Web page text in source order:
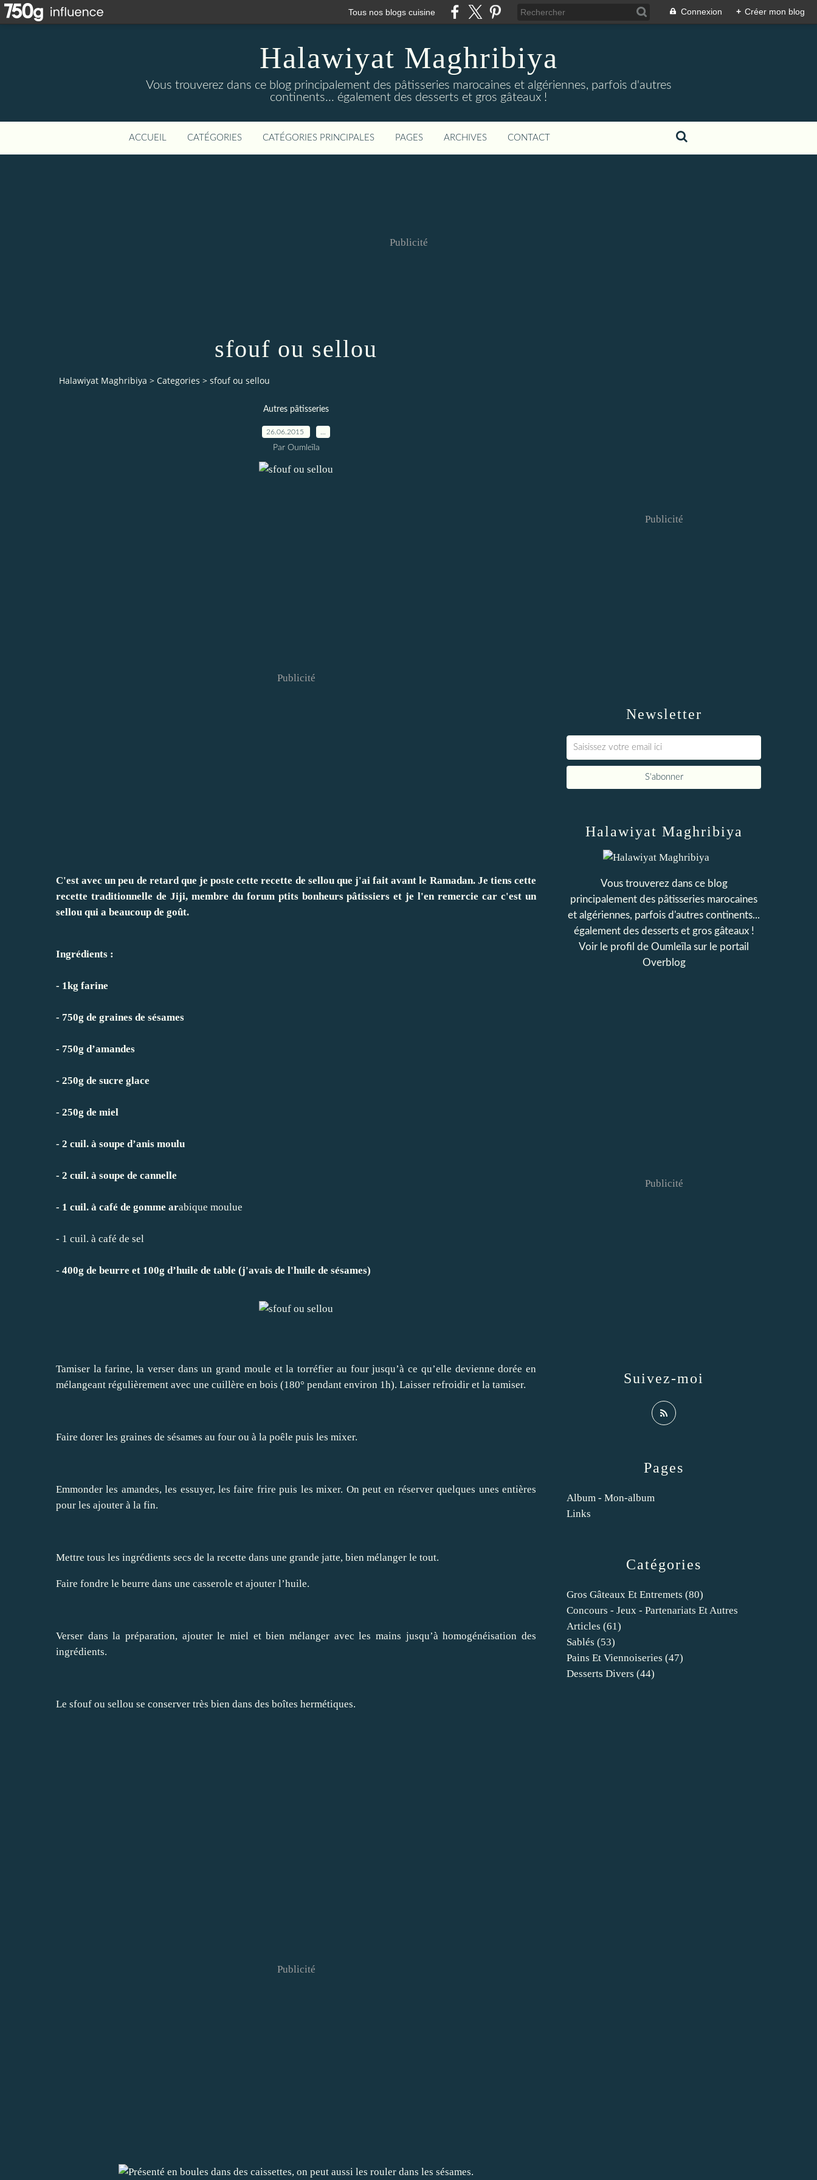
Tous nos blogs cuisine Connexion + Créer mon blog
Halawiyat Maghribiya
Vous trouverez dans ce blog principalement des pâtisseries marocaines et algériennes, parfois d'autres
continents... également des desserts et gros gâteaux !
ACCUEIL CATÉGORIES CATÉGORIES PRINCIPALES PAGES ARCHIVES CONTACT
Publicité
sfouf ou sellou
Halawiyat Maghribiya > Categories > sfouf ou sellou
Autres pâtisseries
26.06.2015
Par Oumleïla
Publicité
C'est avec un peu de retard que je poste cette recette de sellou que j'ai fait avant le Ramadan. Je tiens cette
recette traditionnelle de Jiji, membre du forum ptits bonheurs pâtissiers et je l'en remercie car c'est un
sellou qui a beaucoup de goût.
Ingrédients :
- 1kg farine
- 750g de graines de sésames
- 750g d’amandes
- 250g de sucre glace
- 250g de miel
- 2 cuil. à soupe d’anis moulu
- 2 cuil. à soupe de cannelle
- 1 cuil. à café de gomme arabique moulue
- 1 cuil. à café de sel
- 400g de beurre et 100g d’huile de table (j'avais de l'huile de sésames)
Tamiser la farine, la verser dans un grand moule et la torréfier au four jusqu’à ce qu’elle devienne dorée en
mélangeant régulièrement avec une cuillère en bois (180° pendant environ 1h). Laisser refroidir et la tamiser.
Faire dorer les graines de sésames au four ou à la poêle puis les mixer.
Emmonder les amandes, les essuyer, les faire frire puis les mixer. On peut en réserver quelques unes entières
pour les ajouter à la fin.
Mettre tous les ingrédients secs de la recette dans une grande jatte, bien mélanger le tout.
Faire fondre le beurre dans une casserole et ajouter l’huile.
Verser dans la préparation, ajouter le miel et bien mélanger avec les mains jusqu’à homogénéisation des
ingrédients.
Le sfouf ou sellou se conserver très bien dans des boîtes hermétiques.
Publicité
Newsletter
Publicité
Catégories
Gros Gâteaux Et Entremets (80)
Concours - Jeux - Partenariats Et Autres
Articles (61)
Sablés (53)
Pains Et Viennoiseries (47)
Desserts Divers (44)
Pages
Album - Mon-album
Links
Halawiyat Maghribiya
Vous trouverez dans ce blog
principalement des pâtisseries marocaines
et algériennes, parfois d'autres continents...
également des desserts et gros gâteaux !
Voir le profil de Oumleïla sur le portail
Overblog
Suivez-moi
Publicité